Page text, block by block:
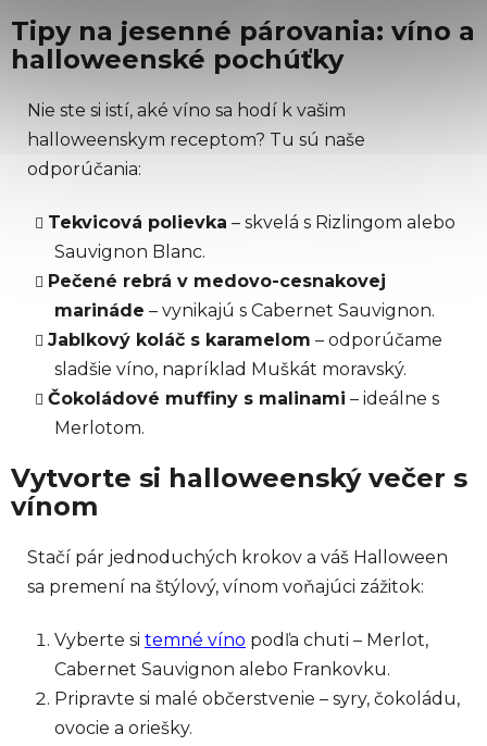
Tipy na jesenné párovania: víno a
halloweenské pochúťky
Nie ste si istí, aké víno sa hodí k vašim
halloweenskym receptom? Tu sú naše
odporúčania:
Tekvicová polievka – skvelá s Rizlingom alebo
Sauvignon Blanc.
Pečené rebrá v medovo-cesnakovej
marináde – vynikajú s Cabernet Sauvignon.
Jablkový koláč s karamelom – odporúčame
sladšie víno, napríklad Muškát moravský.
Čokoládové muffiny s malinami – ideálne s
Merlotom.
Vytvorte si halloweenský večer s
vínom
Stačí pár jednoduchých krokov a váš Halloween
sa premení na štýlový, vínom voňajúci zážitok:
Vyberte si temné víno podľa chuti – Merlot,
Cabernet Sauvignon alebo Frankovku.
Pripravte si malé občerstvenie – syry, čokoládu,
ovocie a oriešky.